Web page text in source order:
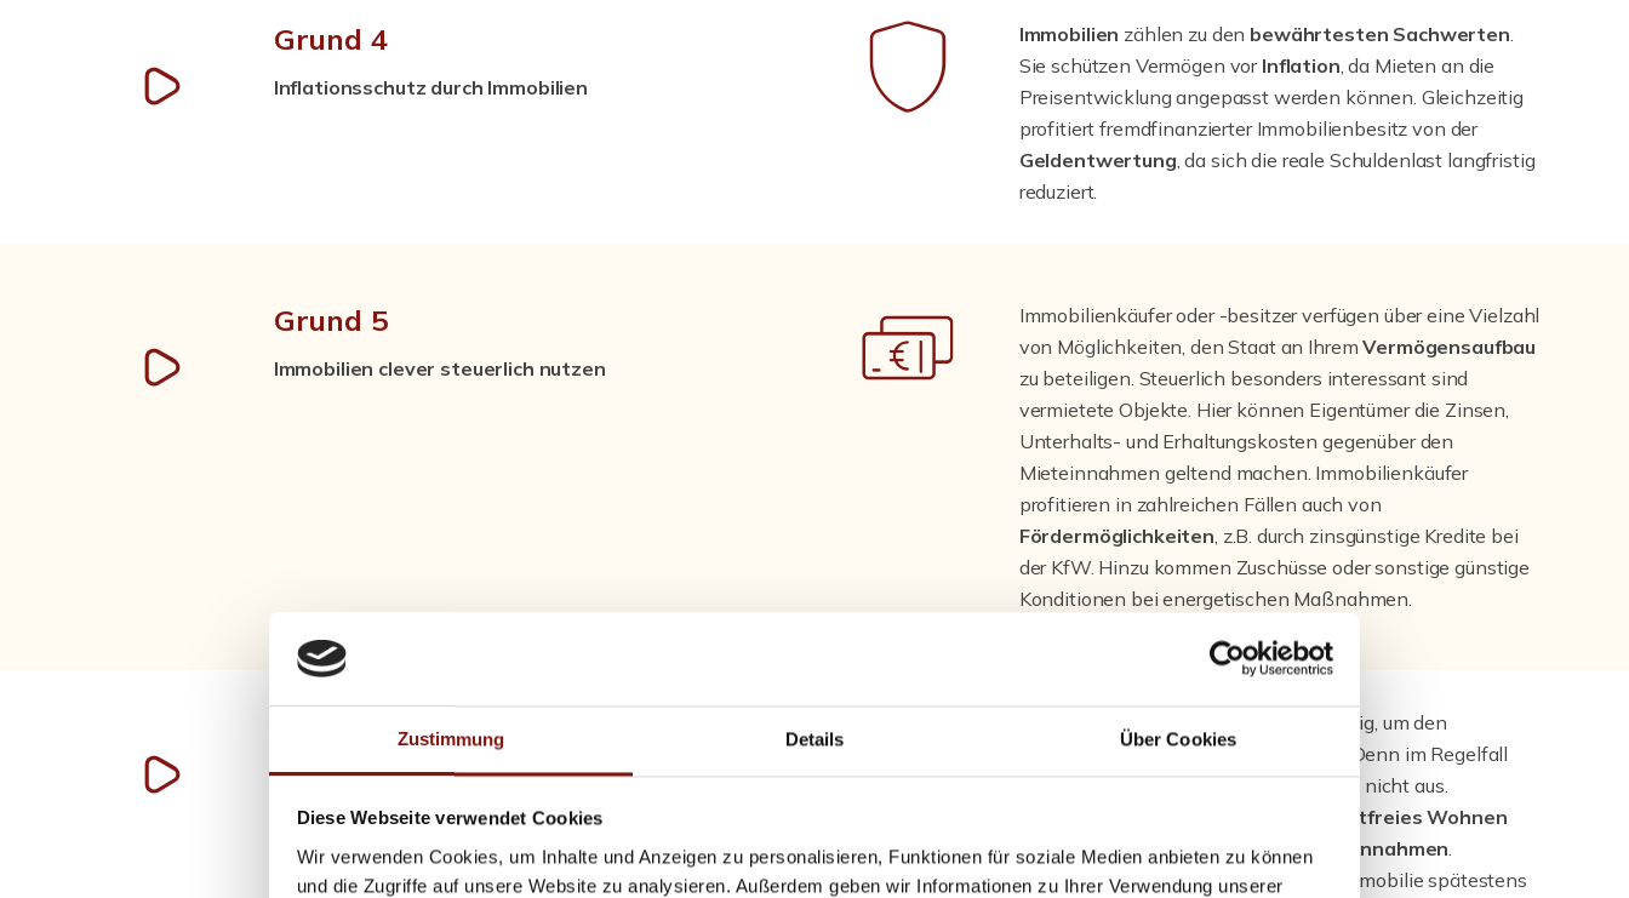
Zustimmung Details Über Cookies
Diese Webseite verwendet Cookies
Wir verwenden Cookies, um Inhalte und Anzeigen zu personalisieren, Funktionen für soziale Medien anbieten zu können
und die Zugriffe auf unsere Website zu analysieren. Außerdem geben wir Informationen zu Ihrer Verwendung unserer
Grund 4
Inflationsschutz durch Immobilien
Immobilien zählen zu den bewährtesten Sachwerten.
Sie schützen Vermögen vor Inflation, da Mieten an die
Preisentwicklung angepasst werden können. Gleichzeitig
profitiert fremdfinanzierter Immobilienbesitz von der
Geldentwertung, da sich die reale Schuldenlast langfristig
reduziert.
Grund 5
Immobilien clever steuerlich nutzen
Immobilienkäufer oder -besitzer verfügen über eine Vielzahl
von Möglichkeiten, den Staat an IhremVermögensaufbau
zu beteiligen. Steuerlich besonders interessant sind
vermietete Objekte. Hier können Eigentümer die Zinsen,
Unterhalts- und Erhaltungskosten gegenüber den
Mieteinnahmen geltend machen. Immobilienkäufer
profitieren in zahlreichen Fällen auch von
Fördermöglichkeiten, z.B. durch zinsgünstige Kredite bei
der KfW. Hinzu kommen Zuschüsse oder sonstige günstige
Konditionen bei energetischen Maßnahmen.
Vorausschauende Alterssicherung
Private Vorsorge ist meistens notwendig, um den
Lebensstandardim Alter zu sichern. Denn im Regelfall
reicht die gesetzliche Rente dazu allein nicht aus.
eigenes, mietfreies Wohnen
oder ermöglicht Einkünfte durchMieteinnahmen.
Besonders dann natürlich, wenn die Immobilie spätestens